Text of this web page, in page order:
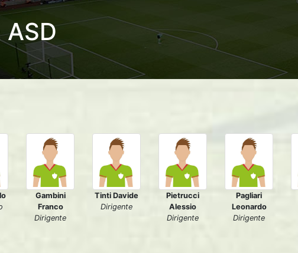
ASD
Gambini
Franco
Dirigente
Tinti Davide
Dirigente
Pietrucci
Alessio
Dirigente
Pagliari
Leonardo
Dirigente